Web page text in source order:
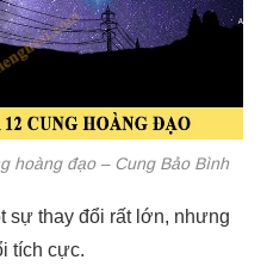
hoàng đạo – Cung Bảo Bình
sự thay đổi rất lớn, nhưng
tích cực.